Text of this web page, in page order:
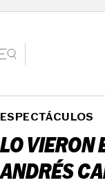
ESPECTÁCULOS
LO VIERON
ANDRÉS